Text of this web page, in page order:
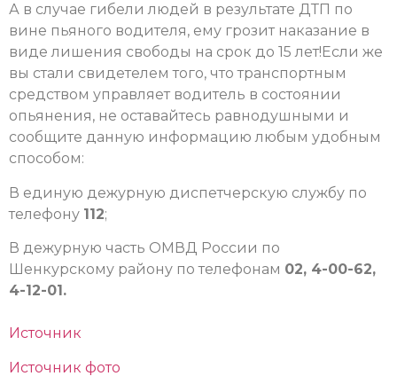
А в случае гибели людей в результате ДТП по
вине пьяного водителя, ему грозит наказание в
виде лишения свободы на срок до 15 лет!Если же
вы стали свидетелем того, что транспортным
средством управляет водитель в состоянии
опьянения, не оставайтесь равнодушными и
сообщите данную информацию любым удобным
способом:
В единую дежурную диспетчерскую службу по
телефону 112;
В дежурную часть ОМВД России по
Шенкурскому району по телефонам 02, 4-00-62,
4-12-01.
Источник
Источник фото